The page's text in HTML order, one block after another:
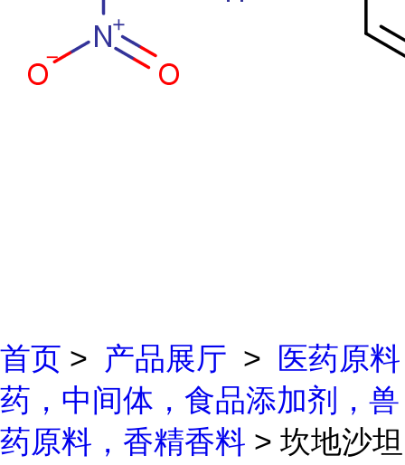
首页 > 产品展厅 >
医药原料
药，中间体，食品添加剂，兽
药原料，香精香料 > 坎地沙坦